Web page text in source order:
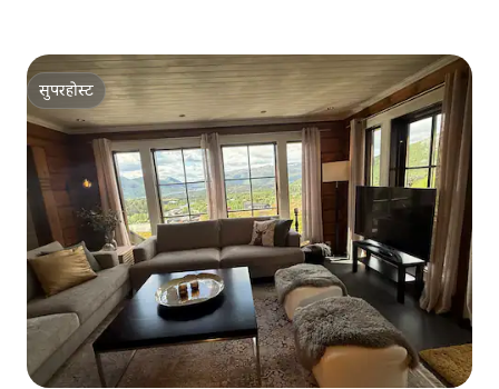
सुपरहोस्ट
सुपरहोस्ट